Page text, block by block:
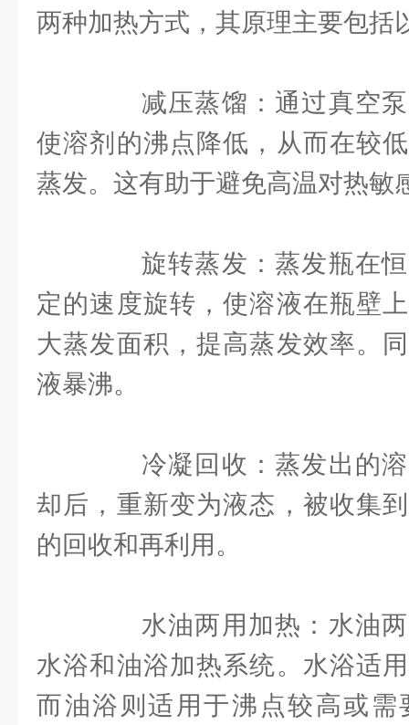
两种加热方式，其原理主要包括
减压蒸馏：通过真空泵
使溶剂的沸点降低，从而在较
蒸发。这有助于避免高温对热敏
旋转蒸发：蒸发瓶在恒
定的速度旋转，使溶液在瓶壁
大蒸发面积，提高蒸发效率。
液暴沸。
冷凝回收：蒸发出的溶
却后，重新变为液态，被收集
的回收和再利用。
水油两用加热：水油两
水浴和油浴加热系统。水浴适
而油浴则适用于沸点较高或需